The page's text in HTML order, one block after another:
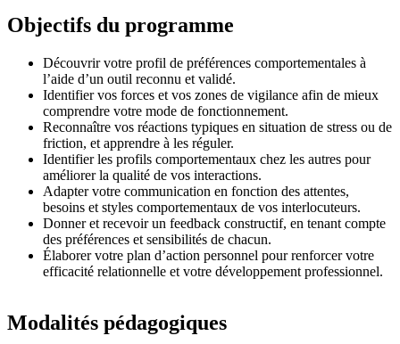
Objectifs du programme
Découvrir votre profil de préférences comportementales à
l’aide d’un outil reconnu et validé.
Identifier vos forces et vos zones de vigilance afin de mieux
comprendre votre mode de fonctionnement.
Reconnaître vos réactions typiques en situation de stress ou de
friction, et apprendre à les réguler.
Identifier les profils comportementaux chez les autres pour
améliorer la qualité de vos interactions.
Adapter votre communication en fonction des attentes,
besoins et styles comportementaux de vos interlocuteurs.
Donner et recevoir un feedback constructif, en tenant compte
des préférences et sensibilités de chacun.
Élaborer votre plan d’action personnel pour renforcer votre
efficacité relationnelle et votre développement professionnel.
Modalités pédagogiques